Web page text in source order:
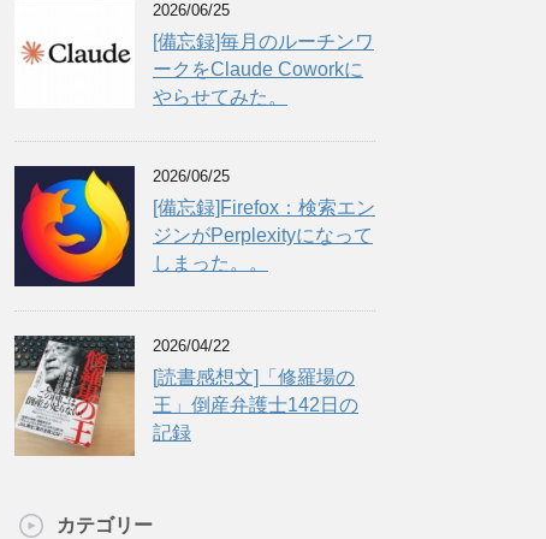
2026/06/25
[備忘録]毎月のルーチンワ
ークをClaude Coworkに
やらせてみた。
2026/06/25
[備忘録]Firefox：検索エン
ジンがPerplexityになって
しまった。。
2026/04/22
[読書感想文]「修羅場の
王」倒産弁護士142日の
記録
カテゴリー